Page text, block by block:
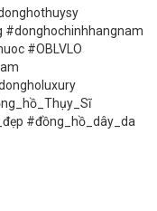
#donghochinhhangnam
#OBLVLO
#đồng_hồ_dây_da